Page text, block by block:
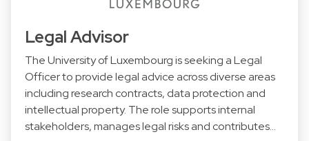
Legal Advisor
The University of Luxembourg is seeking a Legal
Officer to provide legal advice across diverse areas
including research contracts, data protection and
intellectual property. The role supports internal
stakeholders, manages legal risks and contributes…